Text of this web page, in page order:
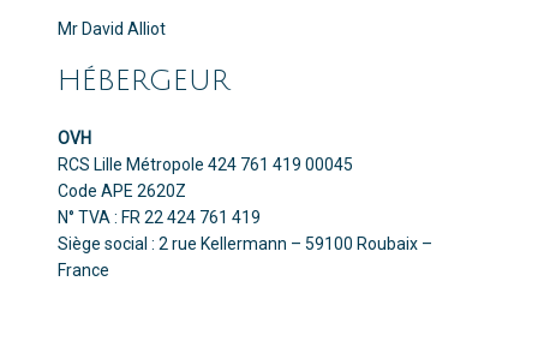
Mr David Alliot
HÉBERGEUR
OVH
RCS Lille Métropole 424 761 419 00045
Code APE 2620Z
N° TVA : FR 22 424 761 419
Siège social : 2 rue Kellermann – 59100 Roubaix –
France